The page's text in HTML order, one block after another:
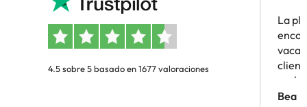
4.5 sobre 5 basado en 1677 valoraciones
La
Bea